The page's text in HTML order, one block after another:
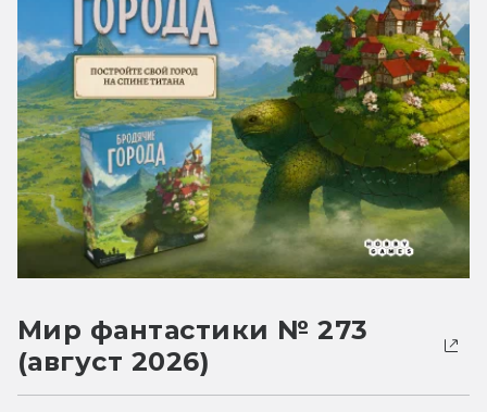
Мир фантастики № 273
(август 2026)